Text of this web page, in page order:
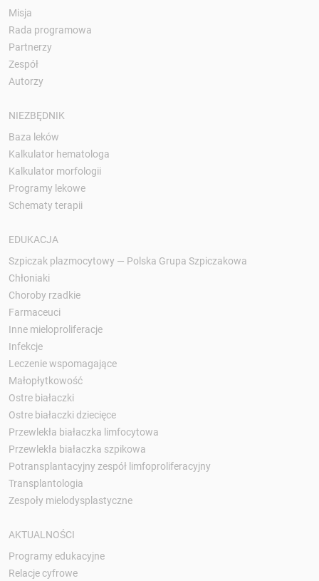
Misja
Rada programowa
Partnerzy
Zespół
Autorzy
NIEZBĘDNIK
Baza leków
Kalkulator hematologa
Kalkulator morfologii
Programy lekowe
Schematy terapii
EDUKACJA
Szpiczak plazmocytowy — Polska Grupa Szpiczakowa
Chłoniaki
Choroby rzadkie
Farmaceuci
Inne mieloproliferacje
Infekcje
Leczenie wspomagające
Małopłytkowość
Ostre białaczki
Ostre białaczki dziecięce
Przewlekła białaczka limfocytowa
Przewlekła białaczka szpikowa
Potransplantacyjny zespół limfoproliferacyjny
Transplantologia
Zespoły mielodysplastyczne
AKTUALNOŚCI
Programy edukacyjne
Relacje cyfrowe